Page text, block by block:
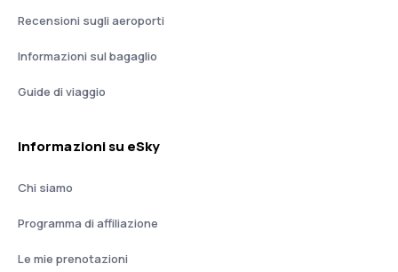
Recensioni sugli aeroporti
Informazioni sul bagaglio
Guide di viaggio
Informazioni su eSky
Chi siamo
Programma di affiliazione
Le mie prenotazioni